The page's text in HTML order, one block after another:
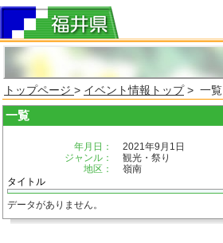
トップページ > イベント情報トップ> 一覧
一覧
年月日：
2021年9月1日
ジャンル：
観光・祭り
地区：
嶺南
タイトル
データがありません。